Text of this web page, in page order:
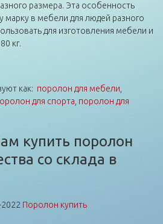
размера. Эта особенность
марку в мебели для людей разного
для изготовления мебели и
кг.
как: поролон для мебели
для спорта поролон для
купить поролон
со склада в
Поролон купить